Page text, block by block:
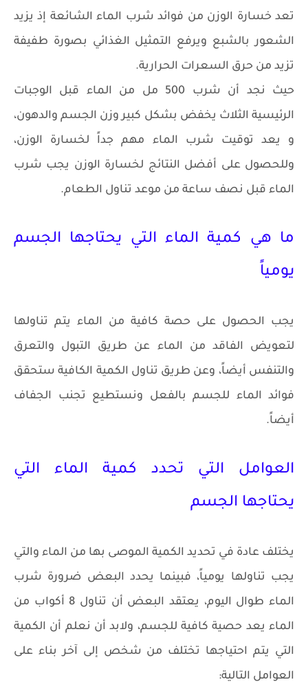
تعد خسارة الوزن من فوائد شرب الماء الشائعة إذ يزيد
الشعور بالشبع ويرفع التمثيل الغذائي بصورة طفيفة
تزيد من حرق السعرات الحرارية.
حيث نجد أن شرب 500 مل من الماء قبل الوجبات
الرئيسية الثلاث يخفض بشكل كبير وزن الجسم والدهون،
و يعد توقيت شرب الماء مهم جداً لخسارة الوزن،
وللحصول على أفضل النتائج لخسارة الوزن يجب شرب
الماء قبل نصف ساعة من موعد تناول الطعام.
ما هي كمية الماء التي يحتاجها الجسم
يومياً
يجب الحصول على حصة كافية من الماء يتم تناولها
لتعويض الفاقد من الماء عن طريق التبول والتعرق
والتنفس أيضاً، وعن طريق تناول الكمية الكافية ستحقق
فوائد الماء للجسم بالفعل ونستطيع تجنب الجفاف
أيضاً.
العوامل التي تحدد كمية الماء التي
يحتاجها الجسم
يختلف عادة في تحديد الكمية الموصى بها من الماء والتي
يجب تناولها يومياً، فبينما يحدد البعض ضرورة شرب
الماء طوال اليوم، يعتقد البعض أن تناول 8 أكواب من
الماء يعد حصية كافية للجسم، ولابد أن نعلم أن الكمية
التي يتم احتياجها تختلف من شخص إلى آخر بناء على
العوامل التالية: